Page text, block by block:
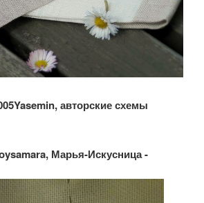
авторские схемы
Марья-Искусница -